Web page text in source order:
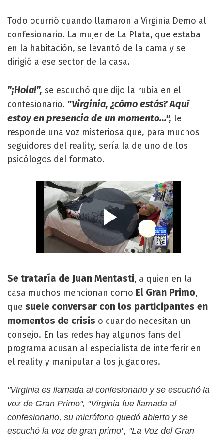
Todo ocurrió cuando llamaron a Virginia Demo al
confesionario. La mujer de La Plata, que estaba
en la habitación, se levantó de la cama y se
dirigió a ese sector de la casa.
"¡Hola!", se escuchó que dijo la rubia en el
confesionario. "Virginia, ¿cómo estás? Aquí
estoy en presencia de un momento...", le
responde una voz misteriosa que, para muchos
seguidores del reality, sería la de uno de los
psicólogos del formato.
Se trataría de Juan Mentasti, a quien en la
casa muchos mencionan como El Gran Primo,
que suele conversar con los participantes en
momentos de crisis o cuando necesitan un
consejo. En las redes hay algunos fans del
programa acusan al especialista de interferir en
el reality y manipular a los jugadores.
"Virginia es llamada al confesionario y se escuchó la
voz de Gran Primo", "Virginia fue llamada al
confesionario, su micrófono quedó abierto y se
escuchó la voz de gran primo", "La Voz del Gran